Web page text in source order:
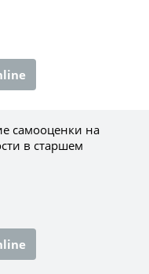
самооценки на
в старшем